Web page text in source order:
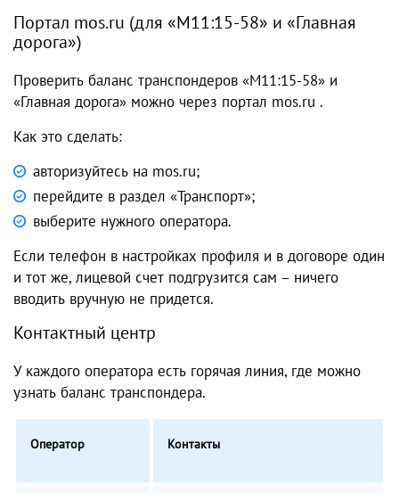
Портал mos.ru (для «М11:15-58» и «Главная
дорога»)
Проверить баланс транспондеров «М11:15-58» и
«Главная дорога» можно через портал mos.ru .
Как это сделать:
авторизуйтесь на mos.ru;
перейдите в раздел «Транспорт»;
выберите нужного оператора.
Если телефон в настройках профиля и в договоре один
и тот же, лицевой счет подгрузится сам – ничего
вводить вручную не придется.
Контактный центр
У каждого оператора есть горячая линия, где можно
узнать баланс транспондера.
Оператор Контакты